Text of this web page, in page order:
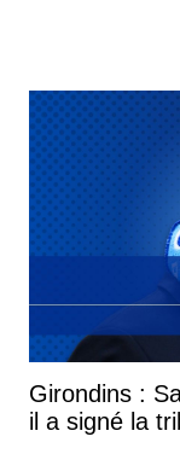
Girondins :
il a signé la